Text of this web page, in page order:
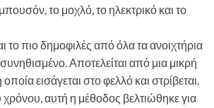
το μοχλό, το ηλεκτρικό και το
το πιο δημοφιλές από όλα τα ανοιχτήρια
Αποτελείται από μια μικρή
εισάγεται στο φελλό και στρίβεται.
αυτή η μέθοδος βελτιώθηκε για